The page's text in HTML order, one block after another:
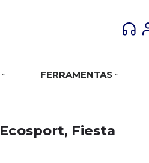
FERRAMENTAS
Fiesta